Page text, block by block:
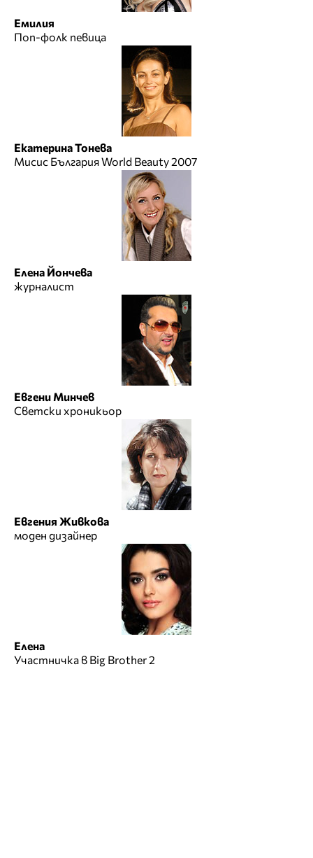
Емилия
Поп-фолк певица
Екатерина Тонева
Мисис България World Beauty 2007
Елена Йончева
журналист
Евгени Минчев
Светски хроникьор
Евгения Живкова
моден дизайнер
Елена
Участничка в Big Brother 2